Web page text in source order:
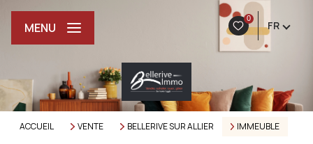
0
FR
MENU
ACCUEIL VENTE BELLERIVE SUR ALLIER IMMEUBLE